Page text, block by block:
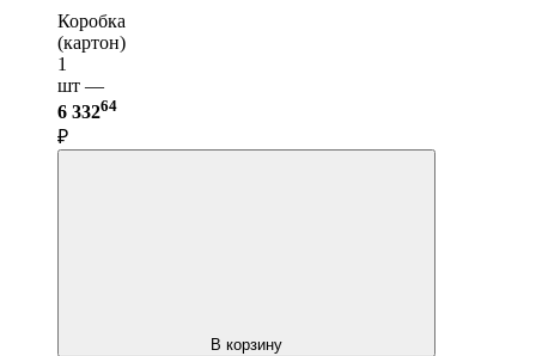
Коробка
(картон)
1
шт —
6 33264
₽
В корзину